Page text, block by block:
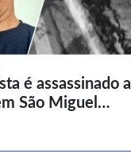
é assassinado a
São Miguel…